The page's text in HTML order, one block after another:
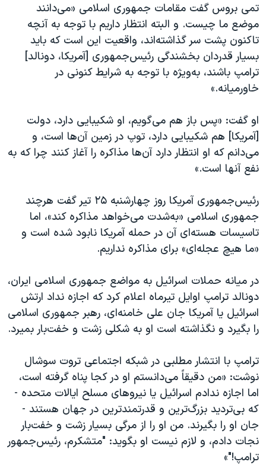
تمی بروس گفت مقامات جمهوری اسلامی «می‌دانند
موضع ما چیست. و البته انتظار داریم با توجه به آنچه
تاکنون پشت سر گذاشته‌اند، واقعیت این است که باید
بسیار قدردان بخشندگی رئیس‌جمهوری [آمریکا، دونالد]
ترامپ باشند، به‌ویژه با توجه به شرایط کنونی در
خاورمیانه.»
او گفت: «پس باز هم می‌گویم، او شکیبایی دارد، دولت
[آمریکا] هم شکیبایی دارد، توپ در زمین آن‌ها است، و
می‌دانم که او انتظار دارد آن‌ها مذاکره را آغاز کنند چرا که به
نفع آنها است.»
رئیس‌جمهوری آمریکا روز چهارشنبه ۲۵ تیر گفت هرچند
جمهوری اسلامی «به‌شدت می‌خواهد مذاکره کند»، اما
تاسیسات هسته‌ای آن در حمله آمریکا نابود شده است و
«ما هیچ عجله‌ای» برای مذاکره نداریم.
در میانه حملات اسرائيل به مواضع جمهوری اسلامی ایران،
دونالد ترامپ اوایل تیرماه اعلام کرد که اجازه نداد ارتش
اسرائیل یا آمریکا جان علی خامنه‌ای، رهبر جمهوری اسلامی
را بگیرد و نگذاشته است او به شکلی زشت و خفت‌بار بمیرد.
ترامپ با انتشار مطلبی در شبکه اجتماعی تروت سوشال
نوشت: «من دقیقاً می‌دانستم او در کجا پناه گرفته است،
اما اجازه ندادم اسرائیل یا نیروهای مسلح ایالات متحده -
که بی‌تردید بزرگ‌ترین و قدرتمندترین در جهان هستند -
جان او را بگیرند. من او را از مرگی بسیار زشت و خفت‌بار
نجات دادم، و لازم نیست او بگوید: "متشکرم، رئیس‌جمهور
ترامپ!"»